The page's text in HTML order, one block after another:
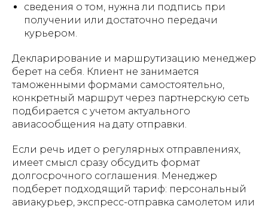
сведения о том, нужна ли подпись при
получении или достаточно передачи
курьером.
Декларирование и маршрутизацию менеджер
берет на себя. Клиент не занимается
таможенными формами самостоятельно,
конкретный маршрут через партнерскую сеть
подбирается с учетом актуального
авиасообщения на дату отправки.
Если речь идет о регулярных отправлениях,
имеет смысл сразу обсудить формат
долгосрочного соглашения. Менеджер
подберет подходящий тариф: персональный
авиакурьер, экспресс-отправка самолетом или